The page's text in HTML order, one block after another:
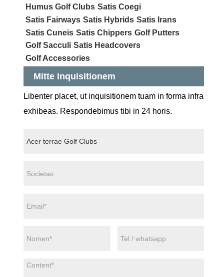
Humus Golf Clubs Satis Coegi
Satis Fairways Satis Hybrids Satis Irans
Satis Cuneis Satis Chippers Golf Putters
Golf Sacculi Satis Headcovers
Golf Accessories
Mitte Inquisitionem
Libenter placet, ut inquisitionem tuam in forma infra
exhibeas. Respondebimus tibi in 24 horis.